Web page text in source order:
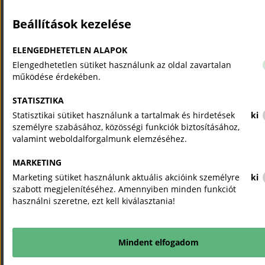
Ruházati Kft.
Szilágyi Gábor
Szalma – csuhéfonó népi
iparművész ; Faipari
Hagyaték alapján
A_Bánky
Zsuzsanna
gyöngyékszer készítő
Értékmentő
A_Gisztl Anna
IDŐUTAZÁS
(Női díszmagyar,
öltözet).
Ruhatervező és készítő
kézműves
ÉRTÉKMENTŐ
IDŐUTAZÁS
Beállítások kezelése
ELENGEDHETETLEN ALAPOK
Elengedhetetlen sütiket használunk az oldal zavartalan
működése érdekében.
STATISZTIKA
Statisztikai sütiket használunk a tartalmak és hirdetések
személyre szabásához, közösségi funkciók biztosításához,
valamint weboldalforgalmunk elemzéséhez.
ki
MARKETING
Marketing sütiket használunk aktuális akcióink személyre
szabott megjelenítéséhez. Amennyiben minden funkciót
használni szeretne, ezt kell kiválasztania!
ki
Mindent elfogadom